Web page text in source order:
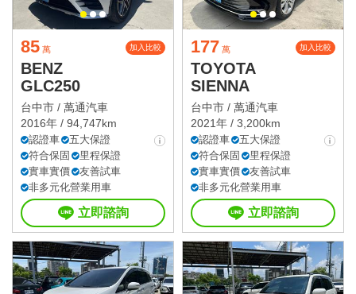
85 萬 加入比較
BENZ
GLC250
台中市 / 萬通汽車
2016年 / 94,747km
認證車
五大保證
符合保固
里程保證
實車實價
友善試車
非多元化營業用車
立即諮詢
177 萬 加入比較
TOYOTA
SIENNA
台中市 / 萬通汽車
2021年 / 3,200km
認證車
五大保證
符合保固
里程保證
實車實價
友善試車
非多元化營業用車
立即諮詢